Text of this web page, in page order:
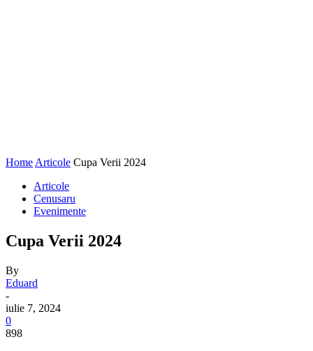
Home Articole Cupa Verii 2024
Articole
Cenusaru
Evenimente
Cupa Verii 2024
By
Eduard
-
iulie 7, 2024
0
898